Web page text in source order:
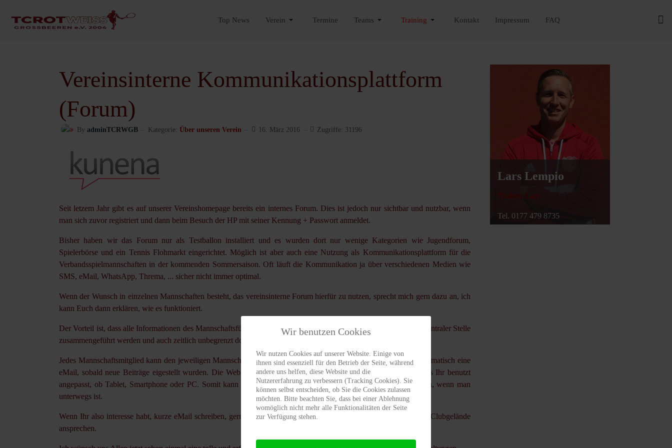
Top News Verein Termine Teams Training Kontakt Impressum FAQ
Vereinsinterne Kommunikationsplattform
(Forum)
By adminTCRWGB Kategorie: Über unseren Verein 16. März 2016 Zugriffe: 31196
Seit letzem Jahr gibt es auf unserer Vereinshomepage bereits ein internes Forum. Dies ist jedoch nur sichtbar und nutzbar, wenn
man sich zuvor registriert und dann beim Besuch der HP mit seiner Kennung + Passwort anmeldet.
Bisher haben wir das Forum nur als Testballon installiert und es wurden dort nur wenige Kategorien wie Jugendforum,
Spielerbörse und ein Tennis Flohmarkt eingerichtet. Möglich ist aber auch eine Nutzung als Kommunikationsplattform für die
Verbandsspielmannschaften in der kommenden Sommersaison. Oft läuft die Kommunikation ja über verschiedenen Medien wie
SMS, eMail, WhatsApp, Threma, ... sicher nicht immer optimal.
Wenn der Wunsch in einzelnen Mannschaften besteht, das vereinsinterne Forum hierfür zu nutzen, sprecht mich gern dazu an, ich
kann Euch dann erklären, wie es funktioniert.
Der Vorteil ist, dass alle Informationen des Mannschaftsführers oder Rückmeldungen aus den Teams dann an einer zentraler Stelle
zusammengeführt werden und auch zeitlich unbegrenzt dort verfügbar sind.
Jedes Mannschaftsmitglied kann den jeweiligen Mannschaftsbereich (Kategorie) abbonieren und bekommt dann automatisch eine
eMail, sobald neue Beiträge eigestellt wurden. Die Webseiten und das Forum werden dynamisch an das Gerät, das Ihr benutzt
angepasst, ob Tablet, Smartphone oder PC. Somit kann man auch das Forum komfortabel auf Mobilgeräten nutzen, wenn man
unterwegs ist.
Wenn Ihr also interesse habt, kurze eMail schreiben, gern auch einfach anrufen oder mich bei Gelegenheit auf dem Clubgelände
ansprechen.
Lars Lempio
Trainer Lars
Tel. 0177 479 8735
Wir benutzen Cookies
Wir nutzen Cookies auf unserer Website. Einige von
ihnen sind essenziell für den Betrieb der Seite, während
andere uns helfen, diese Website und die
Nutzererfahrung zu verbessern (Tracking Cookies). Sie
können selbst entscheiden, ob Sie die Cookies zulassen
möchten. Bitte beachten Sie, dass bei einer Ablehnung
womöglich nicht mehr alle Funktionalitäten der Seite
zur Verfügung stehen.